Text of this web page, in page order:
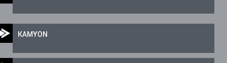
KAMYON